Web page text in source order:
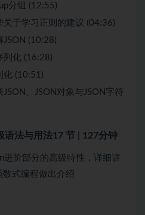
分组 (12:55)
关于学习正则的建议 (04:36)
(10:28)
列化 (16:28)
化 (10:51)
、JSON对象与JSON字符
语法与用法17 节 | 127分钟
进阶部分的高级特性，详细讲
式编程做出介绍